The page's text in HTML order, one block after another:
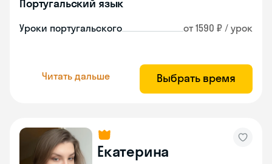
Португальский язык
Уроки португальского от 1590 ₽ / урок
Читать дальше Выбрать время
Екатерина